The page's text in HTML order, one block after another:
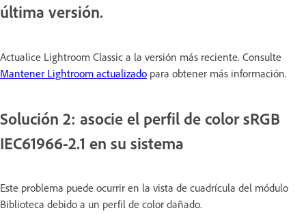
última versión.
Actualice Lightroom Classic a la versión más reciente. Consulte
Mantener Lightroom actualizado para obtener más información.
Solución 2: asocie el perfil de color sRGB
IEC61966-2.1 en su sistema
Este problema puede ocurrir en la vista de cuadrícula del módulo
Biblioteca debido a un perfil de color dañado.